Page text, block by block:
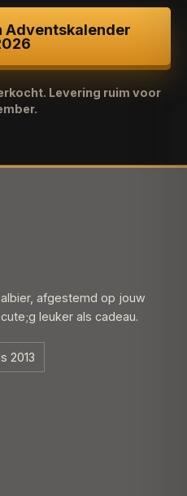
Adventskalender
Levering ruim voor
afgestemd op jouw
leuker als cadeau.
2013